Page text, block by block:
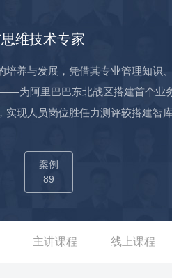
维技术专家
培养与发展，凭借其专业管理知识
为阿里巴巴东北战区搭建首个业
实现人员岗位胜任力测评较搭建智
，三年期间团队高潜晋升上岗率
、规划并指导人员的岗位知识和
系统、全面的人才体系，并适配
企业培养管理人才 【2019-2022
案例
89
主讲课程 线上课程